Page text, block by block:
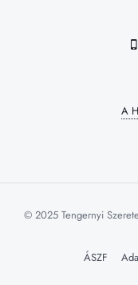
A
© 2025 Tengernyi
ÁSZF